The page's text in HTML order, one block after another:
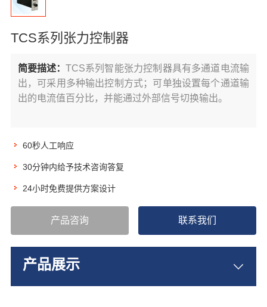
TCS系列张力控制器
简要描述： TCS系列智能张力控制器具有多通道电流输
出，可采用多种输出控制方式；可单独设置每个通道输
出的电流值百分比，并能通过外部信号切换输出。
60秒人工响应
30分钟内给予技术咨询答复
24小时免费提供方案设计
产品咨询 联系我们
产品展示